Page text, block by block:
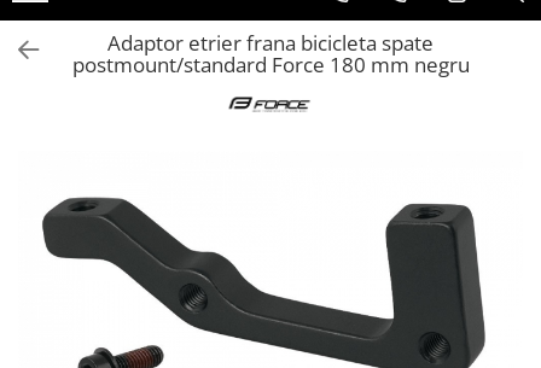
Biciclete dama
Biciclete mountain bike (MTB)
Biciclete de trekking
Accesorii biciclete
Adaptor etrier frana bicicleta spate
postmount/standard Force 180 mm negru